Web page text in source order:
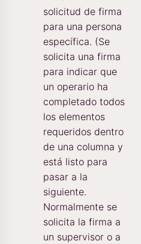
solicitud de firma
para una persona
específica. (Se
solicita una firma
para indicar que
un operario ha
completado todos
los elementos
requeridos dentro
de una columna y
está listo para
pasar a la
siguiente.
Normalmente se
solicita la firma a
un supervisor o a